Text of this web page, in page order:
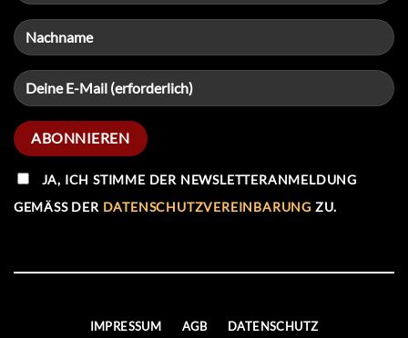
JA, ICH STIMME DER NEWSLETTERANMELDUNG
GEMÄSS DER DATENSCHUTZVEREINBARUNG ZU.
IMPRESSUM AGB DATENSCHUTZ